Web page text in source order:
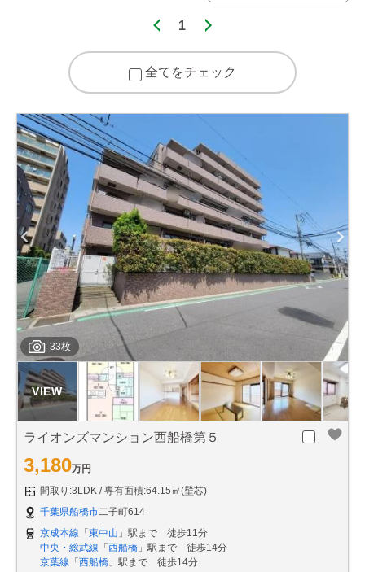
1
全てをチェック
33枚
ライオンズマンション西船橋第５
3,180万円
間取り:3LDK
専有面積:64.15㎡(壁芯)
千葉県船橋市二子町614
京成本線 「 東中山 」駅まで 徒歩11分
中央・総武線 「 西船橋 」駅まで 徒歩14分
京葉線 「 西船橋 」駅まで 徒歩14分